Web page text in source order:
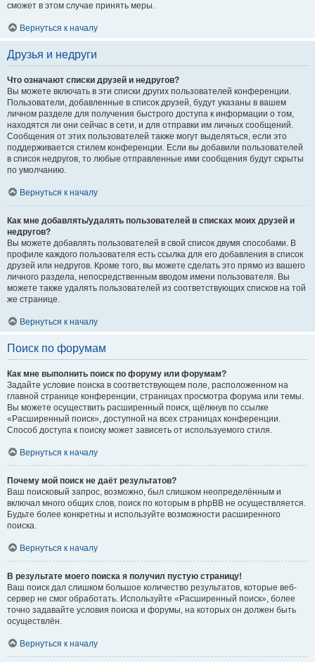
сможет в этом случае принять меры.
Вернуться к началу
Друзья и недруги
Что означают списки друзей и недругов?
Вы можете включать в эти списки других пользователей конференции.
Пользователи, добавленные в список друзей, будут указаны в вашем
личном разделе для получения быстрого доступа к информации о том,
находятся ли они сейчас в сети, и для отправки им личных сообщений.
Сообщения от этих пользователей также могут выделяться, если это
поддерживается стилем конференции. Если вы добавили пользователей
в список недругов, то любые отправленные ими сообщения будут скрыты
по умолчанию.
Вернуться к началу
Как мне добавлять/удалять пользователей в списках моих друзей и
недругов?
Вы можете добавлять пользователей в свой список двумя способами. В
профиле каждого пользователя есть ссылка для его добавления в список
друзей или недругов. Кроме того, вы можете сделать это прямо из вашего
личного раздела, непосредственным вводом имени пользователя. Вы
можете также удалять пользователей из соответствующих списков на той
же странице.
Вернуться к началу
Поиск по форумам
Как мне выполнить поиск по форуму или форумам?
Задайте условие поиска в соответствующем поле, расположенном на
главной странице конференции, страницах просмотра форума или темы.
Вы можете осуществить расширенный поиск, щёлкнув по ссылке
«Расширенный поиск», доступной на всех страницах конференции.
Способ доступа к поиску может зависеть от используемого стиля.
Вернуться к началу
Почему мой поиск не даёт результатов?
Ваш поисковый запрос, возможно, был слишком неопределённым и
включал много общих слов, поиск по которым в phpBB не осуществляется.
Будьте более конкретны и используйте возможности расширенного
поиска.
Вернуться к началу
В результате моего поиска я получил пустую страницу!
Ваш поиск дал слишком большое количество результатов, которые веб-
сервер не смог обработать. Используйте «Расширенный поиск», более
точно задавайте условия поиска и форумы, на которых он должен быть
осуществлён.
Вернуться к началу